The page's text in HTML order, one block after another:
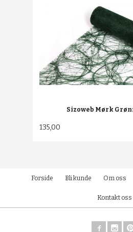
Sizoweb Mørk
135,00
Forside Bli kunde Om oss
Kontakt oss